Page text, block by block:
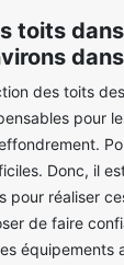
toits
des toits
pour
Donc, il
pour réaliser
de faire
équipements